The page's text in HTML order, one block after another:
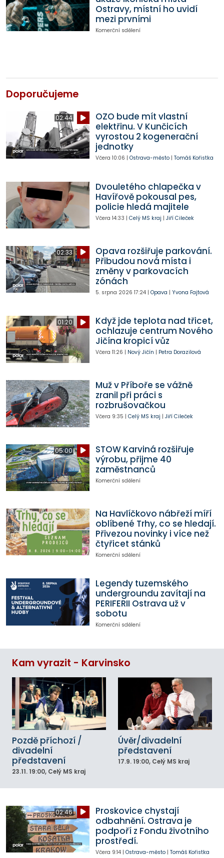
Ostravy, místní ho uvidí
mezi prvními
Komerční sdělení
Doporučujeme
02:44
OZO bude mít vlastní
elektřinu. V Kunčicích
vyrostou 2 kogenerační
jednotky
Včera 10:06 | Ostrava-město| Tomáš Kořistka
Dvouletého chlapečka v
Havířově pokousal pes,
policie hledá majitele
Včera 14:33 | Celý MS kraj | Jiří Cileček
02:33
Opava rozšiřuje parkování.
Přibudou nová místa i
změny v parkovacích
zónách
5. srpna 2026 17:24| Opava | Yvona Fajtová
01:20
Když jde teplota nad třicet,
ochlazuje centrum Nového
Jičína kropicí vůz
Včera 11:26 | Nový Jičín | Petra Dorazilová
Muž v Příboře se vážně
zranil při práci s
rozbrušovačkou
Včera 9:35 | Celý MS kraj | Jiří Cileček
05:00
STOW Karviná rozšiřuje
výrobu, přijme 40
zaměstnanců
Komerční sdělení
Na Havlíčkovo nábřeží míří
oblíbené Trhy, co se hledají.
Přivezou novinky i více než
čtyřicet stánků
Komerční sdělení
Legendy tuzemského
undergroundu zavítají na
PERIFERII Ostrava už v
sobotu
Komerční sdělení
Kam vyrazit - Karvinsko
Pozdě příchozí /
divadelní
představení
23.11. 19:00, Celý MS kraj
Úvěr/divadelní
představení
17.9. 19:00, Celý MS kraj
02:46
Proskovice chystají
odbahnění. Ostrava je
podpoří z Fondu životního
prostředí.
Včera 9:14| Ostrava-město| Tomáš Kořistka